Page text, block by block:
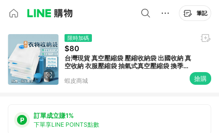
筆記
限時加碼
$80
台灣現貨 真空壓縮袋 壓縮收納袋 出國收納 真
空收納 衣服壓縮袋 抽氣式真空壓縮袋 換季衣
蝦皮商城 搶購
訂單成立賺1%
下單享LINE POINTS點數